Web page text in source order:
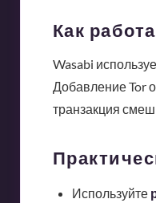
Как
Wasabi
Добавление Tor
транзакция
Используйте